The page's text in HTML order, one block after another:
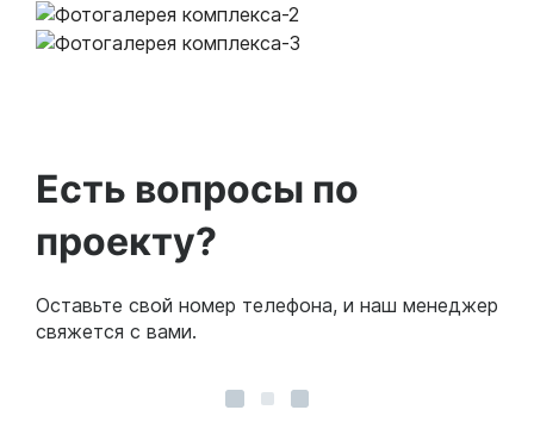
Есть вопросы по
проекту?
Оставьте свой номер телефона, и наш менеджер
свяжется с вами.